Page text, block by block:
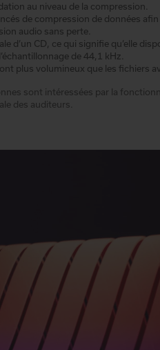
au niveau de la compression.
de compression de données afin
audio sans perte.
d’un CD, ce qui signifie qu’elle
de 44,1 kHz.
plus volumineux que les fichiers
sont intéressées par la
des auditeurs.